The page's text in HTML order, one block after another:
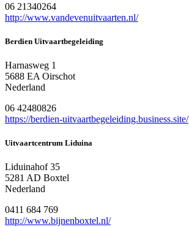
06 21340264
http://www.vandevenuitvaarten.nl/
Berdien Uitvaartbegeleiding
Harnasweg 1
5688 EA Oirschot
Nederland
06 42480826
https://berdien-uitvaartbegeleiding.business.site/
Uitvaartcentrum Liduina
Liduinahof 35
5281 AD Boxtel
Nederland
0411 684 769
http://www.bijnenboxtel.nl/